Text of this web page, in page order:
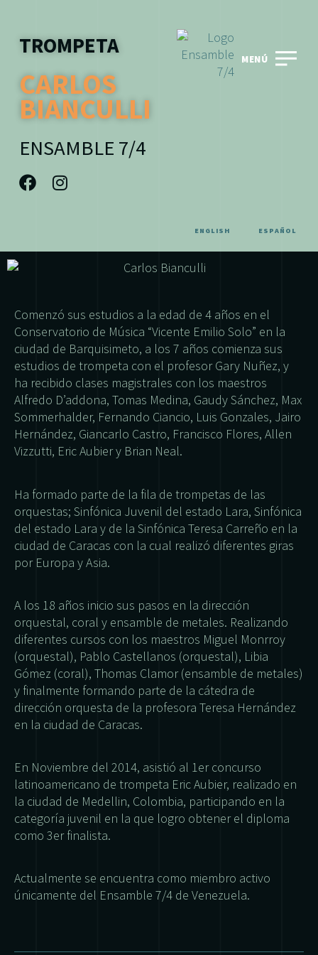
MENÚ
TROMPETA
CARLOS
BIANCULLI
ENSAMBLE 7/4
ENGLISH ESPAÑOL
Comenzó sus estudios a la edad de 4 años en el
Conservatorio de Música “Vicente Emilio Solo” en la
ciudad de Barquisimeto, a los 7 años comienza sus
estudios de trompeta con el profesor Gary Nuñez, y
ha recibido clases magistrales con los maestros
Alfredo D’addona, Tomas Medina, Gaudy Sánchez, Max
Sommerhalder, Fernando Ciancio, Luis Gonzales, Jairo
Hernández, Giancarlo Castro, Francisco Flores, Allen
Vizzutti, Eric Aubier y Brian Neal.
Ha formado parte de la fila de trompetas de las
orquestas; Sinfónica Juvenil del estado Lara, Sinfónica
del estado Lara y de la Sinfónica Teresa Carreño en la
ciudad de Caracas con la cual realizó diferentes giras
por Europa y Asia.
A los 18 años inicio sus pasos en la dirección
orquestal, coral y ensamble de metales. Realizando
diferentes cursos con los maestros Miguel Monrroy
(orquestal), Pablo Castellanos (orquestal), Libia
Gómez (coral), Thomas Clamor (ensamble de metales)
y finalmente formando parte de la cátedra de
dirección orquesta de la profesora Teresa Hernández
en la ciudad de Caracas.
En Noviembre del 2014, asistió al 1er concurso
latinoamericano de trompeta Eric Aubier, realizado en
la ciudad de Medellin, Colombia, participando en la
categoría juvenil en la que logro obtener el diploma
como 3er finalista.
Actualmente se encuentra como miembro activo
únicamente del Ensamble 7/4 de Venezuela.